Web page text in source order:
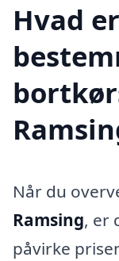
Hvad
Når du
Ramsing, er
påvirke